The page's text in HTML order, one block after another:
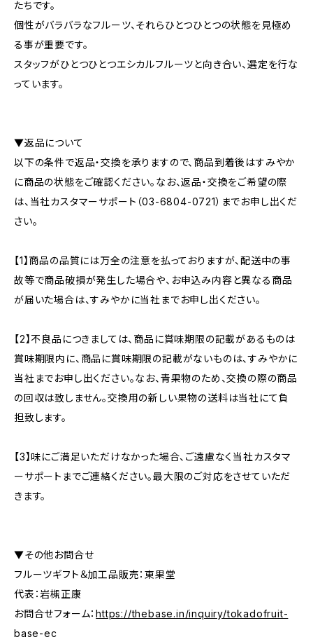
たちです。
個性がバラバラなフルーツ、それらひとつひとつの状態を見極め
る事が重要です。
スタッフがひとつひとつエシカルフルーツと向き合い、選定を行な
っています。
▼返品について
以下の条件で返品・交換を承りますので、商品到着後はすみやか
に商品の状態をご確認ください。なお、返品・交換をご希望の際
は、当社カスタマーサポート（03-6804-0721）までお申し出くだ
さい。
【1】商品の品質には万全の注意を払っておりますが、配送中の事
故等で商品破損が発生した場合や、お申込み内容と異なる商品
が届いた場合は、すみやかに当社までお申し出ください。
【2】不良品につきましては、商品に賞味期限の記載があるものは
賞味期限内に、商品に賞味期限の記載がないものは、すみやかに
当社までお申し出ください。なお、青果物のため、交換の際の商品
の回収は致しません。交換用の新しい果物の送料は当社にて負
担致します。
【3】味にご満足いただけなかった場合、ご遠慮なく当社カスタマ
ーサポートまでご連絡ください。最大限のご対応をさせていただ
きます。
▼その他お問合せ
フルーツギフト＆加工品販売：東果堂
代表：岩槻正康
お問合せフォーム：https://thebase.in/inquiry/tokadofruit-
base-ec